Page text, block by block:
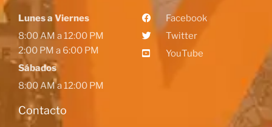
Lunes a Viernes
8:00 AM a 12:00 PM
2:00 PM a 6:00 PM
Sábados
8:00 AM a 12:00 PM
Contacto
Facebook
Twitter
YouTube